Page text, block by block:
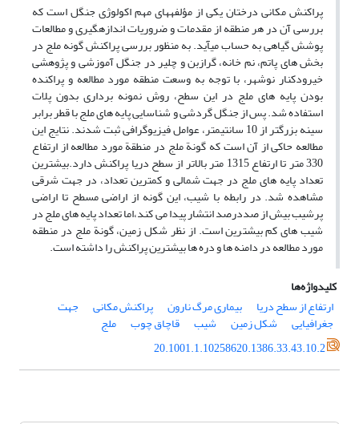
پراکنش مکانی درختان یکی از مؤلفه‎های مهم اکولوژی جنگل است که
بررسی آن در هر منطقه از مقدمات و ضروریات اندازه‎گیری و مطالعات
پوشش گیاهی به حساب می‎آید. به منظور بررسی پراکنش گونه ملج در
بخش های پاتم، نم خانه، گرازبن و چلیر در جنگل آموزشی و پژوهشی
خیرودکنار نوشهر، با توجه به وسعت منطقه مورد مطالعه و پراکنده
بودن پایه های ملج در این سطح، روش نمونه برداری بدون پلات
استفاده شد. پس از جنگل گردشی و شناسایی پایه های ملج با قطر برابر
سینه بزرگتر از 10 سانتیمتر، عوامل فیزیوگرافی ثبت شدند. نتایج این
مطالعه حاکی از آن است که گونة ملج در منطقة مورد مطالعه از ارتفاع
330 متر تا ارتفاع 1315 متر بالاتر از سطح دریا پراکنش دارد.بیشترین
تعداد پایه های ملج در جهت شمالی و کمترین تعداد، در جهت شرقی
مشاهده شد. در رابطه با شیب، این گونه از اراضی مسطح تا اراضی
پرشیب بیش از صددرصد انتشار پیدا می کند،اما تعداد پایه های ملج در
شیب های کم بیشترین است. از نظر شکل زمین، گونة ملج در منطقه
مورد مطالعه در دامنه ها و دره ها بیشترین پراکنش را داشته است.
کلیدواژه‌ها
ارتفاع از سطح دریا
بیماری مرگ نارون پراکنش مکانی جهت
جغرافیایی شکل زمین شیب قاچاق چوب
ملج
20.1001.1.10258620.1386.33.43.10.2